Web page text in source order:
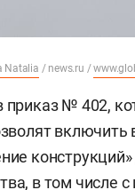
Natalia / news.ru /
№ 402,
в том числе